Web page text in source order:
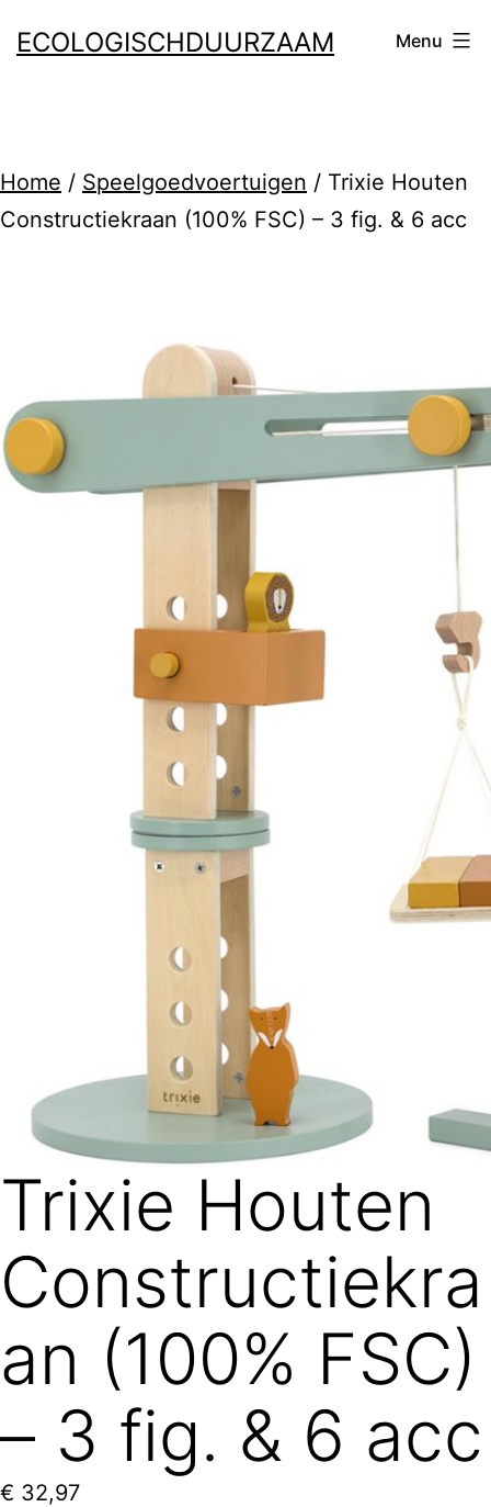
naar
ECOLOGISCHDUURZAAM Menu
Home / Speelgoedvoertuigen / Trixie Houten
Constructiekraan (100% FSC) – 3 fig. & 6 acc
Trixie Houten
Constructiekra
an (100% FSC)
– 3 fig. & 6 acc
€ 32,97